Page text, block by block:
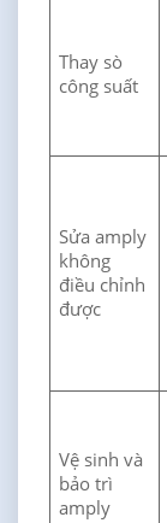
Thay sò
công suất
Sửa amply
không
điều chỉnh
được
Vệ sinh và
bảo trì
amply